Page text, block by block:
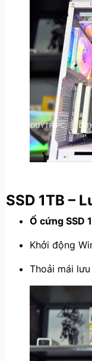
SSD 1TB –
Ổ cứng SSD
Khởi động
Thoải mái